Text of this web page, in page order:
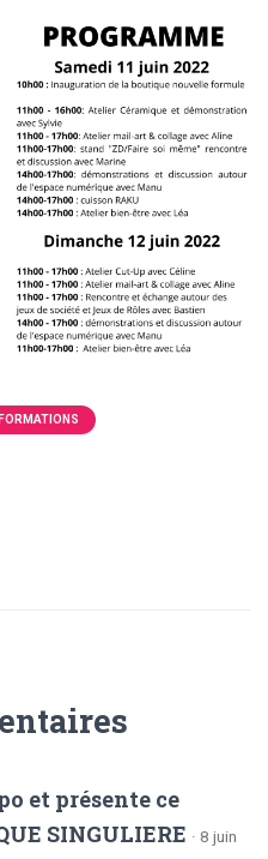
et présente ce
SINGULIERE · 8 juin